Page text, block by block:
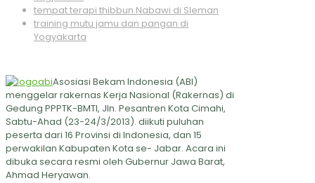
tempat terapi thibbun Nabawi di Sleman
training mutu jamu dan pangan di
Yogyakarta
Asosiasi Bekam Indonesia (ABI)
menggelar rakernas Kerja Nasional (Rakernas) di
Gedung PPPTK-BMTI, Jln. Pesantren Kota Cimahi,
Sabtu-Ahad (23-24/3/2013). diikuti puluhan
peserta dari 16 Provinsi di Indonesia, dan 15
perwakilan Kabupaten Kota se- Jabar. Acara ini
dibuka secara resmi oleh Gubernur Jawa Barat,
Ahmad Heryawan.